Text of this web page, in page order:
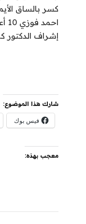
إشراف
شارك هذا الموضوع:
فيس بوك
معجب بهذه: